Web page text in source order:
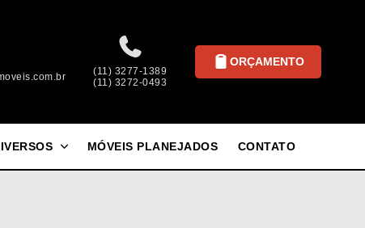
(11) 3277-1389
(11) 3272-0493
ORÇAMENTO
MÓVEIS PLANEJADOS CONTATO